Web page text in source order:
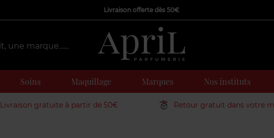
Livraison offerte dès 50€
Soins Maquillage Marques Nos instituts
Livraison gratuite à partir de 50€ Retour gratuit dans votre